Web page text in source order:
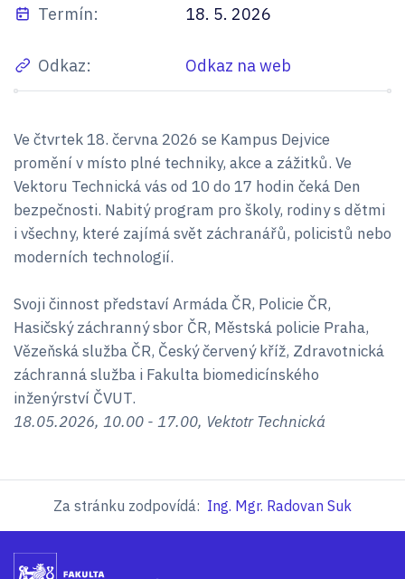
Termín: 18. 5. 2026
Odkaz: Odkaz na web
Ve čtvrtek 18. června 2026 se Kampus Dejvice
promění v místo plné techniky, akce a zážitků. Ve
Vektoru Technická vás od 10 do 17 hodin čeká Den
bezpečnosti. Nabitý program pro školy, rodiny s dětmi
i všechny, které zajímá svět záchranářů, policistů nebo
moderních technologií.
Svoji činnost představí Armáda ČR, Policie ČR,
Hasičský záchranný sbor ČR, Městská policie Praha,
Vězeňská služba ČR, Český červený kříž, Zdravotnická
záchranná služba i Fakulta biomedicínského
inženýrství ČVUT.
18.05.2026, 10.00 - 17.00, Vektotr Technická
Za stránku zodpovídá: Ing. Mgr. Radovan Suk